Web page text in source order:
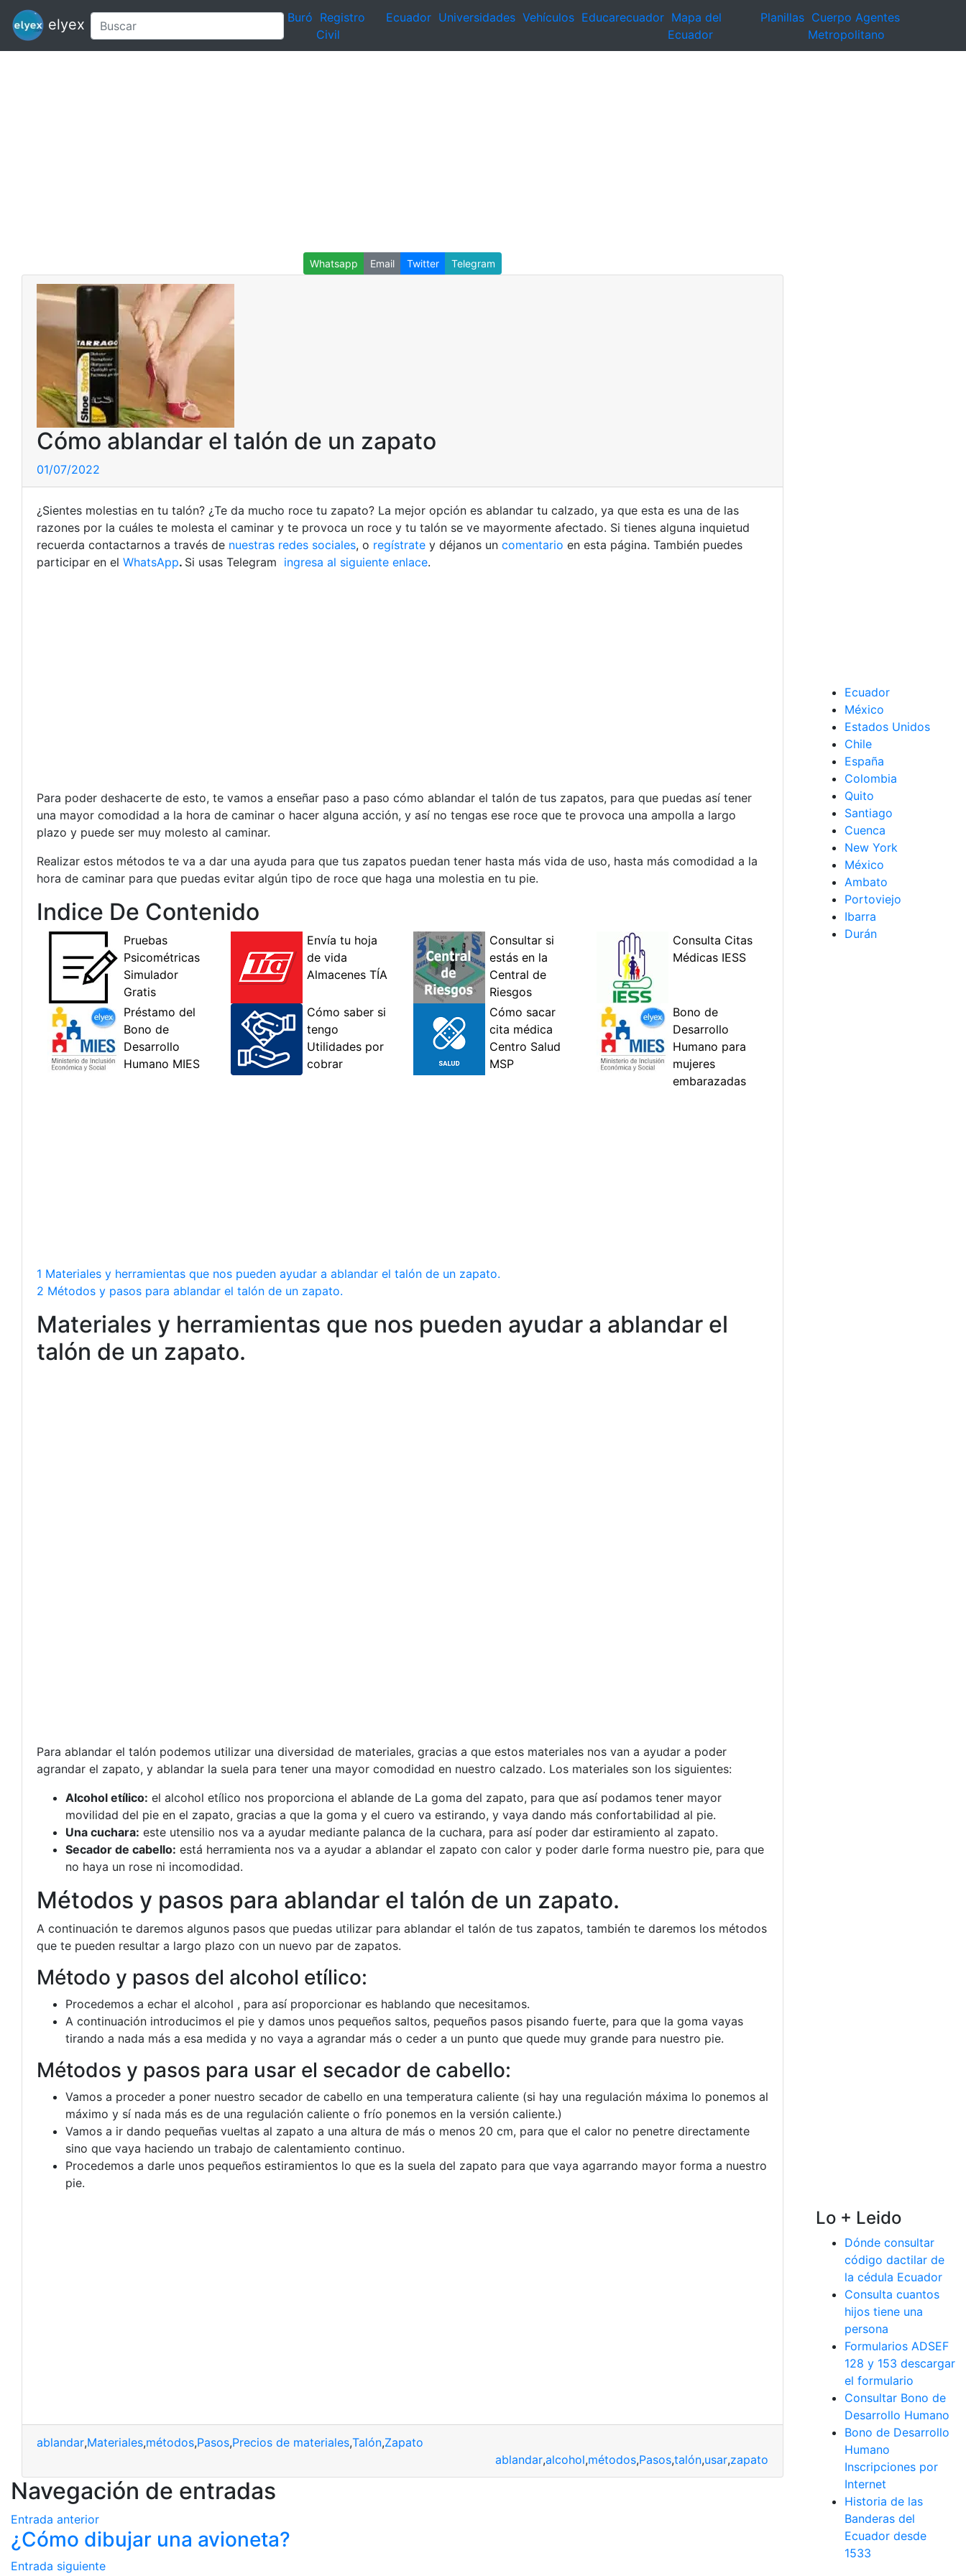
elyex Buró Registro
Civil
Ecuador Universidades Vehículos Educarecuador Mapa del
Ecuador
Planillas Cuerpo Agentes
Metropolitano
Whatsapp Email Twitter Telegram
Cómo ablandar el talón de un zapato
01/07/2022
¿Sientes molestias en tu talón? ¿Te da mucho roce tu zapato? La mejor opción es ablandar tu calzado, ya que esta es una de las
razones por la cuáles te molesta el caminar y te provoca un roce y tu talón se ve mayormente afectado. Si tienes alguna inquietud
recuerda contactarnos a través de nuestras redes sociales, o regístrate y déjanos un comentario en esta página. También puedes
participar en el WhatsApp. Si usas Telegram ingresa al siguiente enlace.
Para poder deshacerte de esto, te vamos a enseñar paso a paso cómo ablandar el talón de tus zapatos, para que puedas así tener
una mayor comodidad a la hora de caminar o hacer alguna acción, y así no tengas ese roce que te provoca una ampolla a largo
plazo y puede ser muy molesto al caminar.
Realizar estos métodos te va a dar una ayuda para que tus zapatos puedan tener hasta más vida de uso, hasta más comodidad a la
hora de caminar para que puedas evitar algún tipo de roce que haga una molestia en tu pie.
Indice De Contenido
1 Materiales y herramientas que nos pueden ayudar a ablandar el talón de un zapato.
2 Métodos y pasos para ablandar el talón de un zapato.
Materiales y herramientas que nos pueden ayudar a ablandar el
talón de un zapato.
Para ablandar el talón podemos utilizar una diversidad de materiales, gracias a que estos materiales nos van a ayudar a poder
agrandar el zapato, y ablandar la suela para tener una mayor comodidad en nuestro calzado. Los materiales son los siguientes:
Alcohol etílico: el alcohol etílico nos proporciona el ablande de La goma del zapato, para que así podamos tener mayor
movilidad del pie en el zapato, gracias a que la goma y el cuero va estirando, y vaya dando más confortabilidad al pie.
Una cuchara: este utensilio nos va a ayudar mediante palanca de la cuchara, para así poder dar estiramiento al zapato.
Secador de cabello: está herramienta nos va a ayudar a ablandar el zapato con calor y poder darle forma nuestro pie, para que
no haya un rose ni incomodidad.
Métodos y pasos para ablandar el talón de un zapato.
A continuación te daremos algunos pasos que puedas utilizar para ablandar el talón de tus zapatos, también te daremos los métodos
que te pueden resultar a largo plazo con un nuevo par de zapatos.
Método y pasos del alcohol etílico:
Procedemos a echar el alcohol , para así proporcionar es hablando que necesitamos.
A continuación introducimos el pie y damos unos pequeños saltos, pequeños pasos pisando fuerte, para que la goma vayas
tirando a nada más a esa medida y no vaya a agrandar más o ceder a un punto que quede muy grande para nuestro pie.
Métodos y pasos para usar el secador de cabello:
Vamos a proceder a poner nuestro secador de cabello en una temperatura caliente (si hay una regulación máxima lo ponemos al
máximo y sí nada más es de una regulación caliente o frío ponemos en la versión caliente.)
Vamos a ir dando pequeñas vueltas al zapato a una altura de más o menos 20 cm, para que el calor no penetre directamente
sino que vaya haciendo un trabajo de calentamiento continuo.
Procedemos a darle unos pequeños estiramientos lo que es la suela del zapato para que vaya agarrando mayor forma a nuestro
pie.
ablandar,Materiales,métodos,Pasos,Precios de materiales,Talón,Zapato
ablandar,alcohol,métodos,Pasos,talón,usar,zapato
Navegación de entradas
Entrada anterior
¿Cómo dibujar una avioneta?
Entrada siguiente
Ecuador
México
Estados Unidos
Chile
España
Colombia
Quito
Santiago
Cuenca
New York
México
Ambato
Portoviejo
Ibarra
Durán
Lo + Leido
Dónde consultar
código dactilar de
la cédula Ecuador
Consulta cuantos
hijos tiene una
persona
Formularios ADSEF
128 y 153 descargar
el formulario
Consultar Bono de
Desarrollo Humano
Bono de Desarrollo
Humano
Inscripciones por
Internet
Historia de las
Banderas del
Ecuador desde
1533